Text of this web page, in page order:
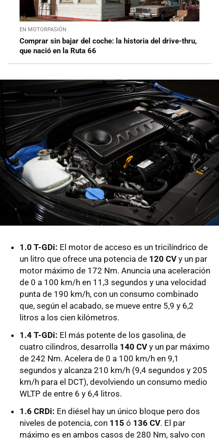
EN MOTORPASIÓN
Comprar sin bajar del coche: la historia del drive-thru,
que nació en la Ruta 66
1.0 T-GDi: El motor de acceso es un tricilíndrico de
un litro que ofrece una potencia de 120 CV y un par
motor máximo de 172 Nm. Anuncia una aceleración
de 0 a 100 km/h en 11,3 segundos y una velocidad
punta de 190 km/h, con un consumo combinado
que, según el acabado, se mueve entre 5,9 y 6,2
litros a los cien kilómetros.
1.4 T-GDi: El más potente de los gasolina, de
cuatro cilindros, desarrolla 140 CV y un par máximo
de 242 Nm. Acelera de 0 a 100 km/h en 9,1
segundos y alcanza 210 km/h (9,4 segundos y 205
km/h para el DCT), devolviendo un consumo medio
WLTP de entre 6 y 6,4 litros.
1.6 CRDi: En diésel hay un único bloque pero dos
niveles de potencia, con 115 ó 136 CV. El par
máximo es en ambos casos de 280 Nm, salvo con